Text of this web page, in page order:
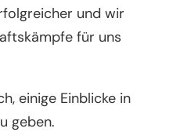
und wir
für uns
einige Einblicke in
geben.